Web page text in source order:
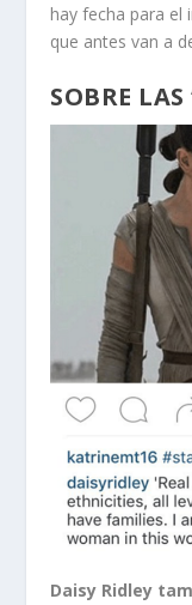
hay fecha para el
que antes van a
SOBRE LAS
Daisy Ridley